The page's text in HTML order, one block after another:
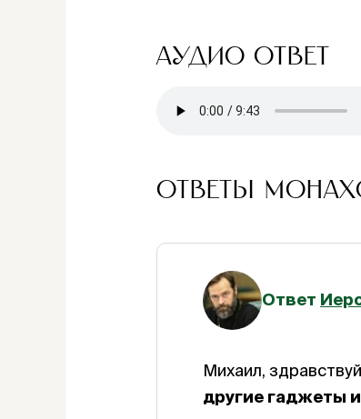
АУДИО ОТВЕТ
ОТВЕТЫ
Ответ
Михаил,
другие гаджеты